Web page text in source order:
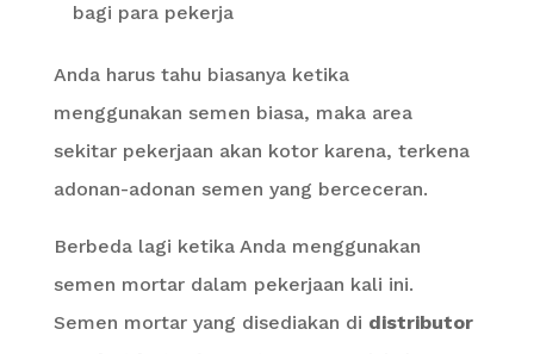
bagi para pekerja
Anda harus tahu biasanya ketika
menggunakan semen biasa, maka area
sekitar pekerjaan akan kotor karena, terkena
adonan-adonan semen yang berceceran.
Berbeda lagi ketika Anda menggunakan
semen mortar dalam pekerjaan kali ini.
Semen mortar yang disediakan di distributor